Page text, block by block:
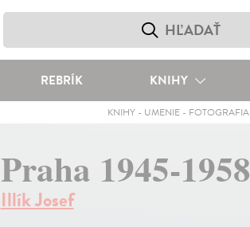
REBRÍK KNIHY
KNIHY- UMENIE- FOTOGRAFIA
Praha 1945-1958
Illík Josef